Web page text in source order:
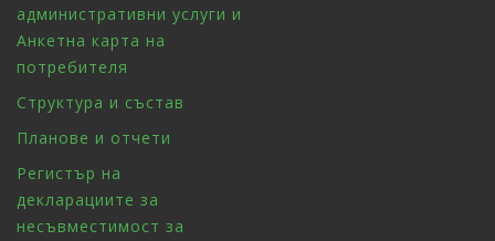
административни услуги и
Анкетна карта на
потребителя
Структура и състав
Планове и отчети
Регистър на
декларациите за
несъвместимост за